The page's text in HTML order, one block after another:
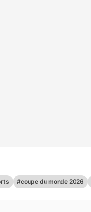
#coupe du monde 2026